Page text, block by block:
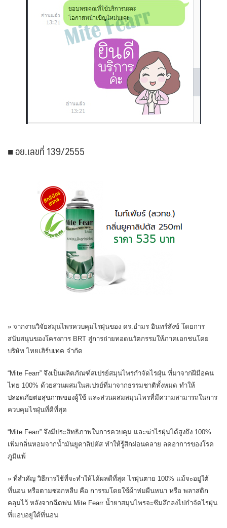
■ อย.เลขที่ 139/2555
» จากงานวิจัยสมุนไพรควบคุมไรฝุ่นของ ดร.อำมร อินทร์สังข์ โดยการ
สนับสนุนของโครงการ BRT สู่การถ่ายทอดนวัตกรรมให้ภาคเอกชนโดย
บริษัท ไทยเฮิร์บเทค จำกัด
“Mite Fearr” จึงเป็นผลิตภัณฑ์สเปรย์สมุนไพรกำจัดไรฝุ่น ที่มาจากฝีมือคน
ไทย 100% ด้วยส่วนผสมในสเปรย์ที่มาจากธรรมชาติทั้งหมด ทำให้
ปลอดภัยต่อสุขภาพของผู้ใช้ และส่วนผสมสมุนไพรที่มีความสามารถในการ
ควบคุมไรฝุ่นที่ดีที่สุด
“Mite Fearr” จึงมีประสิทธิภาพในการควบคุม และฆ่าไรฝุ่นได้สูงถึง 100%
เพิ่มกลิ่นหอมจากน้ำมันยูคาลิปตัส ทำให้รู้สึกผ่อนคลาย ลดอาการของโรค
ภูมิแพ้
» ที่สำคัญ วิธีการใช้ที่จะทำให้ได้ผลดีที่สุด ไรฝุ่นตาย 100% แม้จะอยู่ใต้
ที่นอน หรือตามซอกหลืบ คือ การรมโดยใช้ผ้าห่มผืนหนา หรือ พลาสติก
คลุมไว้ หลังจากฉีดพ่น Mite Fearr น้ำยาสมุนไพรจะซึมลึกลงไปกำจัดไรฝุ่น
ที่แอบอยู่ใต้ที่นอน